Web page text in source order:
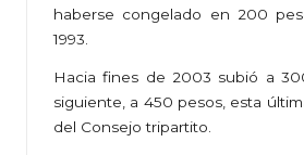
haberse congelado en 200
1993.
Hacia fines de 2003 subió a
siguiente, a 450 pesos, esta
del Consejo tripartito.